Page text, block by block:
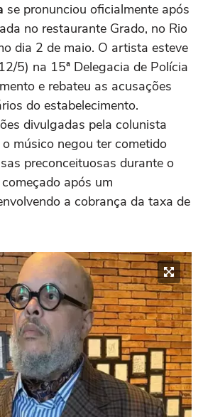
se pronunciou oficialmente após
no restaurante Grado, no Rio
dia 2 de maio. O artista esteve
5) na 15ª Delegacia de Polícia
e rebateu as acusações
do estabelecimento.
divulgadas pela colunista
o músico negou ter cometido
preconceituosas durante o
após um
a cobrança da taxa de